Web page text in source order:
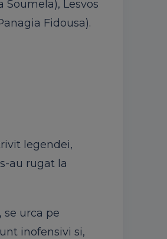
Lesvos
Fidousa).
legendei,
au rugat la
urca pe
inofensivi si,